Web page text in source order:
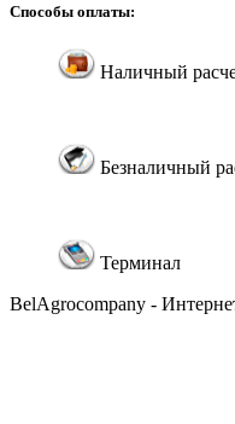
Способы оплаты:
Наличный
Безналичный
Терминал
BelAgrocompany -